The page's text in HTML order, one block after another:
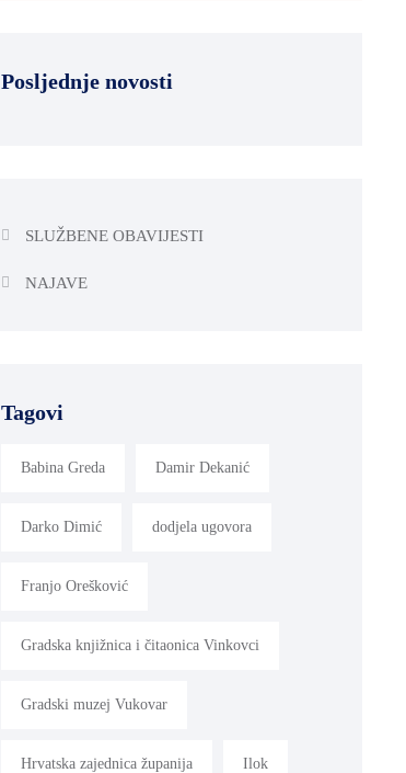
Posljednje novosti
SLUŽBENE OBAVIJESTI
NAJAVE
Tagovi
Babina Greda Damir Dekanić
Darko Dimić dodjela ugovora
Franjo Orešković
Gradska knjižnica i čitaonica Vinkovci
Gradski muzej Vukovar
Hrvatska zajednica županija Ilok